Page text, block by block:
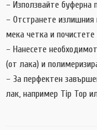
– Използвайте буферна
– Отстранете
мека четка и
– Нанесете
(от лака) и
– За перфектен
лак, например Tip Top